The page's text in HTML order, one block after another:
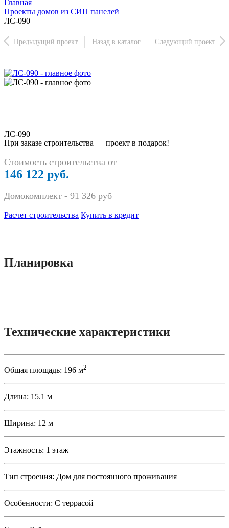
Главная
Проекты домов из СИП панелей
ЛС-090
Предыдущий проект Назад в каталог Следующий проект
ЛС-090
При заказе строительства — проект в подарок!
Стоимость строительства от
146 122 руб.
Домокомплект - 91 326 руб
Расчет строительства Купить в кредит
Планировка
Технические характеристики
Общая площадь: 196 м2
Длина: 15.1 м
Ширина: 12 м
Этажность: 1 этаж
Тип строения: Дом для постоянного проживания
Особенности: С террасой